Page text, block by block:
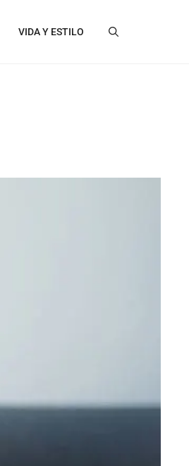
VIDA Y ESTILO